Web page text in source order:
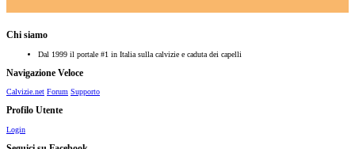
Chi siamo
Dal 1999 il portale #1 in Italia sulla calvizie e caduta dei capelli
Navigazione Veloce
Calvizie.net Forum Supporto
Profilo Utente
Login